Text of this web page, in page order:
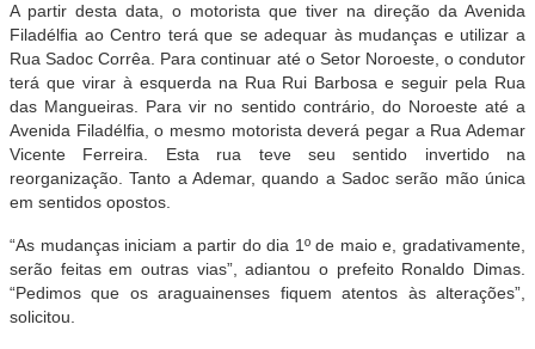
A partir desta data, o motorista que tiver na direção da Avenida
Filadélfia ao Centro terá que se adequar às mudanças e utilizar a
Rua Sadoc Corrêa. Para continuar até o Setor Noroeste, o condutor
terá que virar à esquerda na Rua Rui Barbosa e seguir pela Rua
das Mangueiras. Para vir no sentido contrário, do Noroeste até a
Avenida Filadélfia, o mesmo motorista deverá pegar a Rua Ademar
Vicente Ferreira. Esta rua teve seu sentido invertido na
reorganização. Tanto a Ademar, quando a Sadoc serão mão única
em sentidos opostos.
“As mudanças iniciam a partir do dia 1º de maio e, gradativamente,
serão feitas em outras vias”, adiantou o prefeito Ronaldo Dimas.
“Pedimos que os araguainenses fiquem atentos às alterações”,
solicitou.